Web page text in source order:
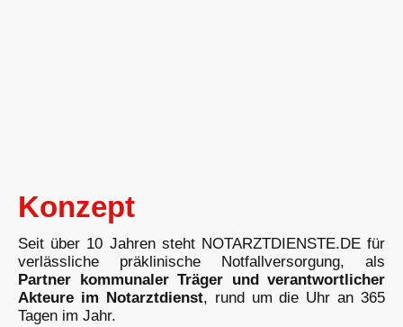
Konzept
Seit über 10 Jahren steht NOTARZTDIENSTE.DE für
verlässliche präklinische Notfallversorgung, als
Partner kommunaler Träger und verantwortlicher
Akteure im Notarztdienst, rund um die Uhr an 365
Tagen im Jahr.